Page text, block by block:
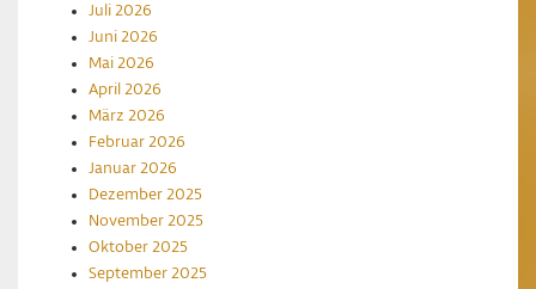
Juli 2026
Juni 2026
Mai 2026
April 2026
März 2026
Februar 2026
Januar 2026
Dezember 2025
November 2025
Oktober 2025
September 2025